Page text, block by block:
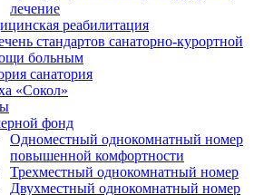
лечение
реабилитация
стандартов санаторно-курортной
больным
санатория
«Сокол»
фонд
Одноместный однокомнатный номер
повышенной комфортности
Трехместный однокомнатный номер
Двухместный однокомнатный номер